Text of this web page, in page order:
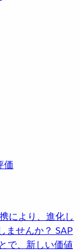
価
により、進化し
ませんか？ SAP
で、新しい価値